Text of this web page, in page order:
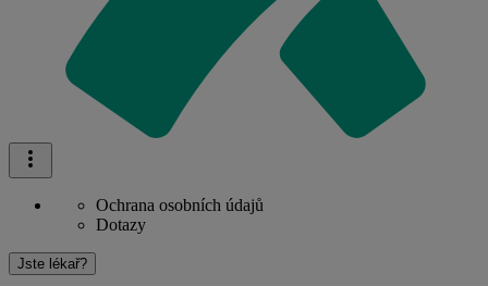
Ochrana osobních údajů
Dotazy
Jste lékař?